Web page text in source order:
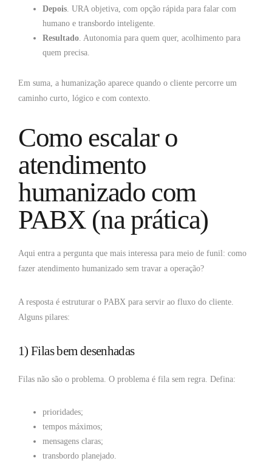
Depois. URA objetiva, com opção rápida para falar com
humano e transbordo inteligente.
Resultado. Autonomia para quem quer, acolhimento para
quem precisa.
Em suma, a humanização aparece quando o cliente percorre um
caminho curto, lógico e com contexto.
Como escalar o
atendimento
humanizado com
PABX (na prática)
Aqui entra a pergunta que mais interessa para meio de funil: como
fazer atendimento humanizado sem travar a operação?
A resposta é estruturar o PABX para servir ao fluxo do cliente.
Alguns pilares:
1) Filas bem desenhadas
Filas não são o problema. O problema é fila sem regra. Defina:
prioridades;
tempos máximos;
mensagens claras;
transbordo planejado.